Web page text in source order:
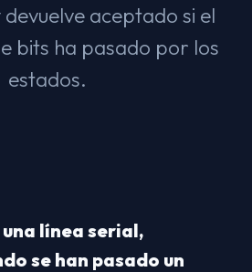
aceptado si el
bits ha pasado por los
estados.
línea serial,
se han pasado un